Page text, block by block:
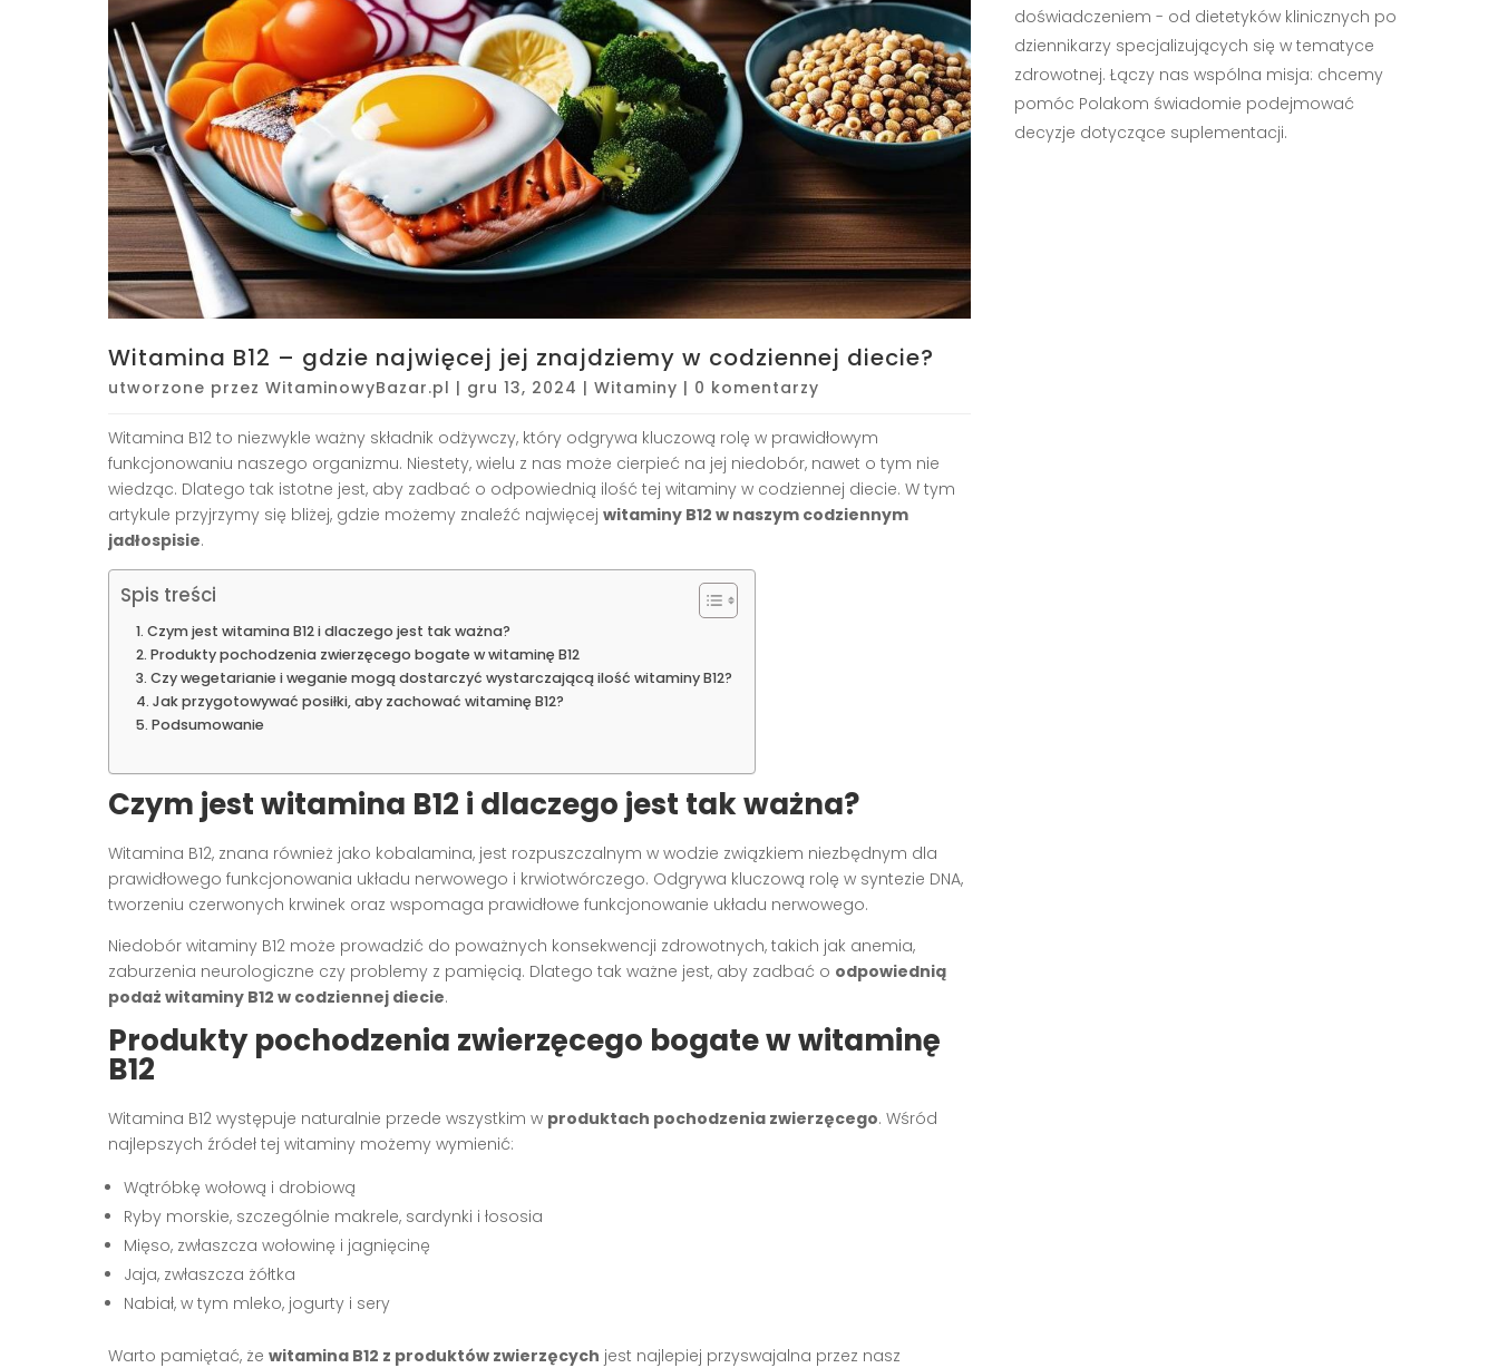
Witamina B12 – gdzie najwięcej jej znajdziemy w codziennej diecie?
utworzone przez WitaminowyBazar.pl | gru 13, 2024 | Witaminy | 0 komentarzy
Witamina B12 to niezwykle ważny składnik odżywczy, który odgrywa kluczową rolę w prawidłowym
funkcjonowaniu naszego organizmu. Niestety, wielu z nas może cierpieć na jej niedobór, nawet o tym nie
wiedząc. Dlatego tak istotne jest, aby zadbać o odpowiednią ilość tej witaminy w codziennej diecie. W tym
artykule przyjrzymy się bliżej, gdzie możemy znaleźć najwięcej witaminy B12 w naszym codziennym
jadłospisie.
Spis treści
Czym jest witamina B12 i dlaczego jest tak ważna?
Produkty pochodzenia zwierzęcego bogate w witaminę B12
Czy wegetarianie i weganie mogą dostarczyć wystarczającą ilość witaminy B12?
Jak przygotowywać posiłki, aby zachować witaminę B12?
Podsumowanie
Czym jest witamina B12 i dlaczego jest tak ważna?
Witamina B12, znana również jako kobalamina, jest rozpuszczalnym w wodzie związkiem niezbędnym dla
prawidłowego funkcjonowania układu nerwowego i krwiotwórczego. Odgrywa kluczową rolę w syntezie DNA,
tworzeniu czerwonych krwinek oraz wspomaga prawidłowe funkcjonowanie układu nerwowego.
Niedobór witaminy B12 może prowadzić do poważnych konsekwencji zdrowotnych, takich jak anemia,
zaburzenia neurologiczne czy problemy z pamięcią. Dlatego tak ważne jest, aby zadbać o odpowiednią
podaż witaminy B12 w codziennej diecie.
Produkty pochodzenia zwierzęcego bogate w witaminę
B12
Witamina B12 występuje naturalnie przede wszystkim w produktach pochodzenia zwierzęcego. Wśród
najlepszych źródeł tej witaminy możemy wymienić:
Wątróbkę wołową i drobiową
Ryby morskie, szczególnie makrele, sardynki i łososia
Mięso, zwłaszcza wołowinę i jagnięcinę
Jaja, zwłaszcza żółtka
Nabiał, w tym mleko, jogurty i sery
Warto pamiętać, że witamina B12 z produktów zwierzęcych jest najlepiej przyswajalna przez nasz
doświadczeniem - od dietetyków klinicznych po
dziennikarzy specjalizujących się w tematyce
zdrowotnej. Łączy nas wspólna misja: chcemy
pomóc Polakom świadomie podejmować
decyzje dotyczące suplementacji.